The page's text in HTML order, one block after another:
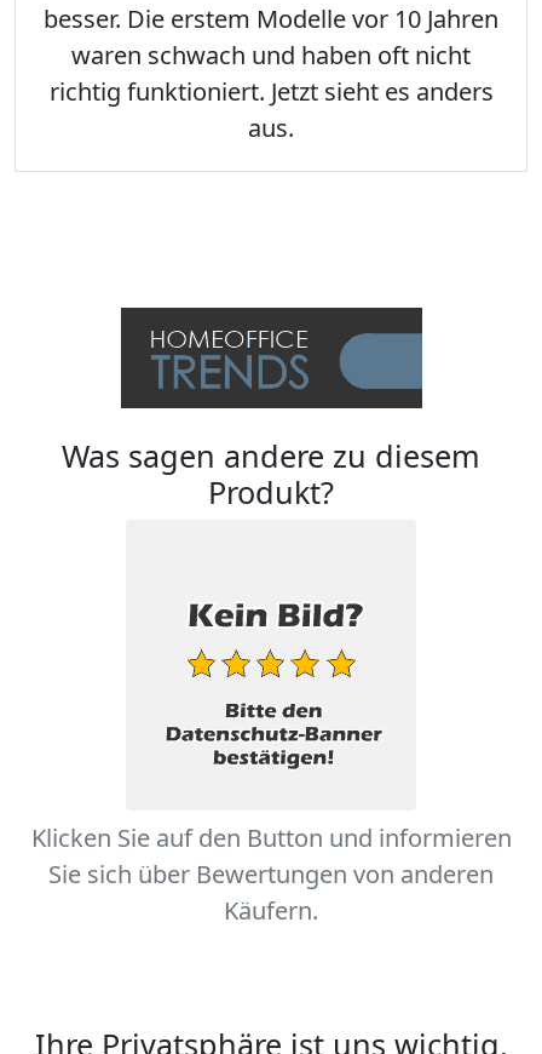
besser. Die erstem Modelle vor 10 Jahren
waren schwach und haben oft nicht
richtig funktioniert. Jetzt sieht es anders
aus.
Was sagen andere zu diesem
Produkt?
Klicken Sie auf den Button und informieren
Sie sich über Bewertungen von anderen
Käufern.
Ihre Privatsphäre ist uns wichtig.